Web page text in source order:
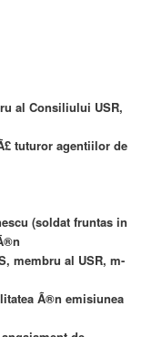
al Consiliului USR,
tuturor agentiilor de
(soldat fruntas in
membru al USR, m-
Ã®n emisiunea